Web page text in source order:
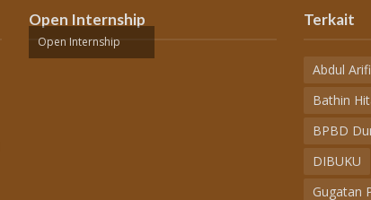
Open Internship
Open Internship
Terkait
Abdul
Bathin
BPBD
DIBUKU
Gugatan